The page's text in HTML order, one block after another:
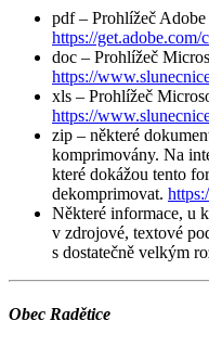
pdf – Prohlížeč
https://get.adobe.com/
doc – Prohlížeč
https://
xls – Prohlížeč
https://
zip – některé
komprimovány. Na
které dokážou tento
dekomprimovat.
Některé informace, u
v zdrojové, textové
s dostatečně velkým
Obec Radětice